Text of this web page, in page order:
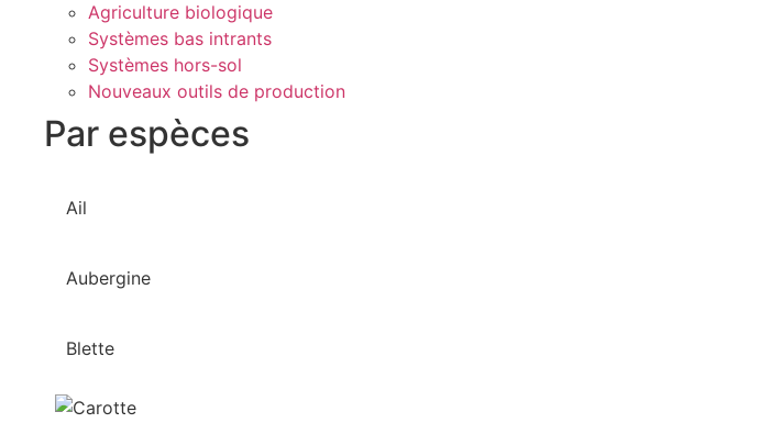
Agriculture biologique
Systèmes bas intrants
Systèmes hors-sol
Nouveaux outils de production
Par espèces
Ail
Aubergine
Blette